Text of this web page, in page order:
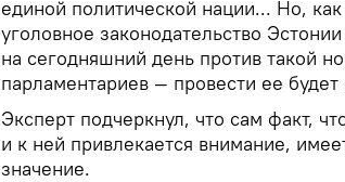
единой политической нации... Но,
уголовное законодательство
на сегодняшний день против такой
парламентариев — провести ее
Эксперт подчеркнул, что сам факт,
и к ней привлекается внимание,
значение.